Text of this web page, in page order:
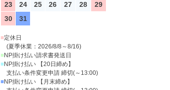
23
24 25 26 27 28
29
30
31
■定休日
(夏季休業：2026/8/8～8/16)
■NP掛け払い請求書発送日
■NP掛け払い 【20日締め】
支払い条件変更申請 締切(～13:00)
■NP掛け払い 【月末締め】